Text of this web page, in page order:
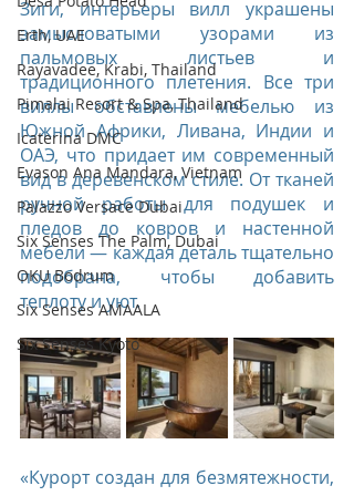
Erth, UAE
Rayavadee, Krabi, Thailand
Pimalai Resort & Spa, Thailand
Icaterina DMC
Evason Ana Mandara, Vietnam
Palazzo Versace Dubai
Six Senses The Palm, Dubai
OKU Bodrum
Six Senses AMAALA
Six Senses Kyoto
Зиги, интерьеры вилл украшены
замысловатыми узорами из
пальмовых листьев и
традиционного плетения. Все три
виллы обставлены мебелью из
Южной Африки, Ливана, Индии и
ОАЭ, что придает им современный
вид в деревенском стиле. От тканей
ручной работы для подушек и
пледов до ковров и настенной
мебели — каждая деталь тщательно
подобрана, чтобы добавить
теплоту и уют.
«Курорт создан для безмятежности,